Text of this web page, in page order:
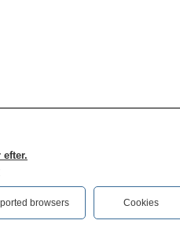
browsers Cookies